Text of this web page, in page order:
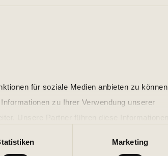
für soziale Medien anbieten zu können
zu Ihrer Verwendung unserer
Marketing